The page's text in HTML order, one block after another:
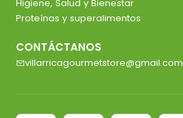
Higiene, Salud y Bienestar
Proteínas y superalimentos
CONTÁCTANOS
villarricagourmetstore@gmail.com